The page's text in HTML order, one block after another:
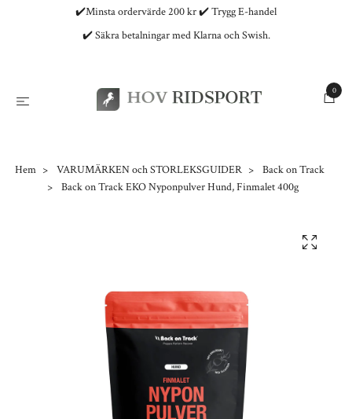
✔️Minsta ordervärde 200 kr ✔️ Trygg E-handel
✔️ Säkra betalningar med Klarna och Swish.
0
Hem VARUMÄRKEN och STORLEKSGUIDER
Back on Track
Back on Track EKO Nyponpulver Hund, Finmalet 400g